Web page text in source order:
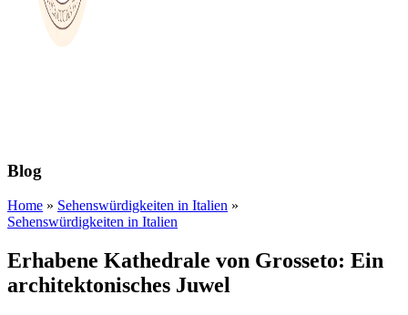
Blog
Home » Sehenswürdigkeiten in Italien »
Sehenswürdigkeiten in Italien
Erhabene Kathedrale von Grosseto: Ein
architektonisches Juwel